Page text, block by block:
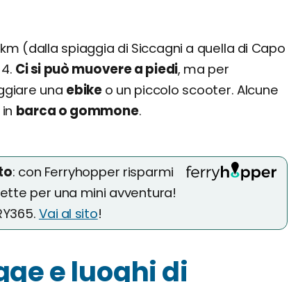
(dalla spiaggia di Siccagni a quella di Capo
Ci si può muovere a piedi, ma per
una ebikeo un piccolo scooter. Alcune
barca o gommone.
: con Ferryhopper risparmi
per una mini avventura!
Vai al sito!
e luoghi di